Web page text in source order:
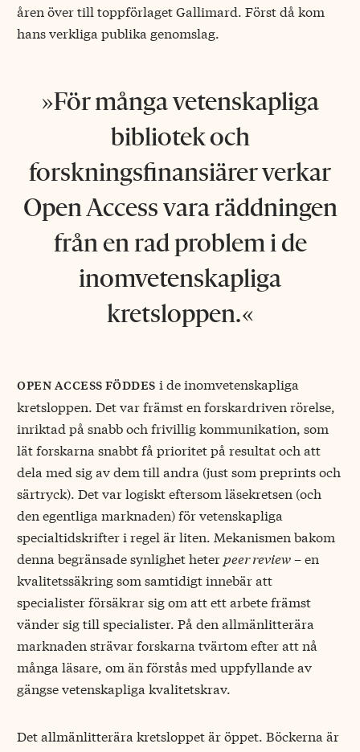
åren över till toppförlaget Gallimard. Först då kom
hans verkliga publika genomslag.
För många vetenskapliga
bibliotek och
forskningsfinansiärer verkar
Open Access vara räddningen
från en rad problem i de
inomvetenskapliga
kretsloppen.
open access föddes i de inomvetenskapliga
kretsloppen. Det var främst en forskardriven rörelse,
inriktad på snabb och frivillig kommunikation, som
lät forskarna snabbt få prioritet på resultat och att
dela med sig av dem till andra (just som preprints och
särtryck). Det var logiskt eftersom läsekretsen (och
den egentliga marknaden) för vetenskapliga
specialtidskrifter i regel är liten. Mekanismen bakom
denna begränsade synlighet heter peer review– en
kvalitetssäkring som samtidigt innebär att
specialister försäkrar sig om att ett arbete främst
vänder sig till specialister. På den allmänlitterära
marknaden strävar forskarna tvärtom efter att nå
många läsare, om än förstås med uppfyllande av
gängse vetenskapliga kvalitetskrav.
Det allmänlitterära kretsloppet är öppet. Böckerna är